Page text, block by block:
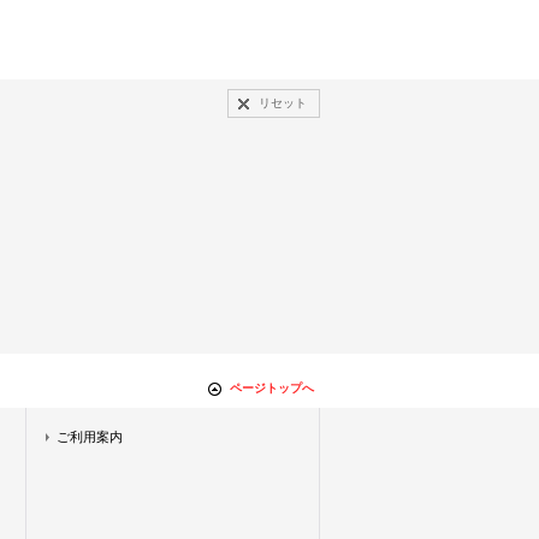
リセット
ページトップへ
ご利用案内